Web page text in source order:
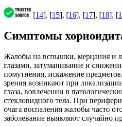
[14], [15], [16], [17], [18], [
Симптомы
Жалобы на вспышки, мерцания и
глазами, затуманивание и
помутнения, искажение
зрения возникают при
глаза, вовлечении в
стекловидного тела. При
очага воспаления жалобы часто
заболевание выявляют случайно